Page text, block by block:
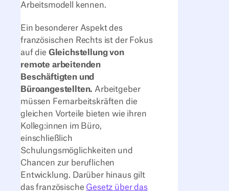
Arbeitsmodell kennen.
Ein besonderer Aspekt des
französischen Rechts ist der Fokus
auf die Gleichstellung von
remote arbeitenden
Beschäftigten und
Büroangestellten. Arbeitgeber
müssen Fernarbeitskräften die
gleichen Vorteile bieten wie ihren
Kolleg:innen im Büro,
einschließlich
Schulungsmöglichkeiten und
Chancen zur beruflichen
Entwicklung. Darüber hinaus gilt
das französische Gesetz über das